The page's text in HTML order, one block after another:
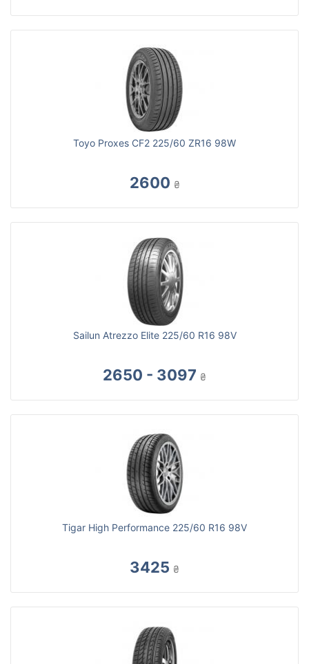
Toyo Proxes CF2 225/60 ZR16 98W
2600 ₴
Sailun Atrezzo Elite 225/60 R16 98V
2650 - 3097 ₴
Tigar High Performance 225/60 R16 98V
3425 ₴